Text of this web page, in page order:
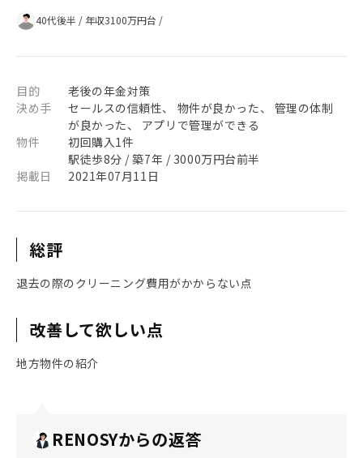
40代後半 / 年収3100万円台 /
目的
老後の年金対策
決め手
セールスの信頼性、 物件が良かった、 管理の体制
が良かった、 アプリで管理ができる
物件
初回購入1件
駅徒歩8分 / 築7年 / 3000万円台前半
掲載日
2021年07月11日
総評
退去の際のクリーニング費用がかからない点
改善して欲しい点
地方物件の紹介
RENOSYからの返答